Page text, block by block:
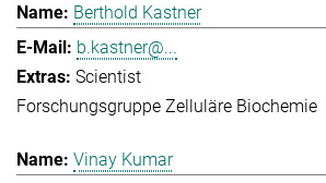
Berthold Kastner
b.kastner@...
Scientist
Forschungsgruppe Zelluläre Biochemie
Vinay Kumar